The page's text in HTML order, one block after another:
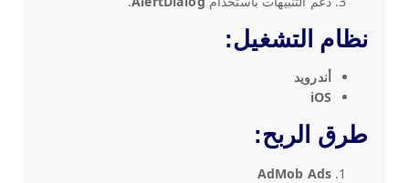
نظام التشغيل:
أندرويد
iOS
طرق الربح:
AdMob Ads